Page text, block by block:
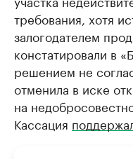
требования, хотя
залогодателем
констатировали в
решением не
отменила в иске
на
Кассация